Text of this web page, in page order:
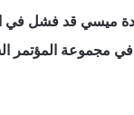
ميسي قد فشل في